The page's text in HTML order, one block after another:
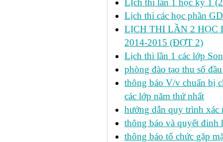
LỊch thi lần 1 học kỳ 1
Lịch thi các học phần
LỊCH THI LẦN 2
2014-2015 (ĐỢT 2)
Lịch thi lần 1 các lớp
phòng đào tạo thu sổ
thông báo V/v chuẩn bị
các lớp năm thứ nhất
hướng dẫn quy trình xác
thông báo và quyết đinh
thông báo tổ chức gặp